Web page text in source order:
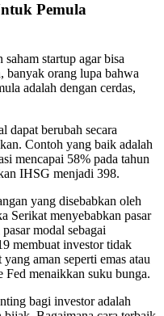
Pemula
startup agar bisa
banyak orang lupa bahwa
adalah dengan cerdas,
dapat berubah secara
Contoh yang baik adalah
mencapai 58% pada tahun
IHSG menjadi 398.
yang disebabkan oleh
Serikat menyebabkan pasar
modal sebagai
membuat investor tidak
aman seperti emas atau
menaikkan suku bunga.
bagi investor adalah